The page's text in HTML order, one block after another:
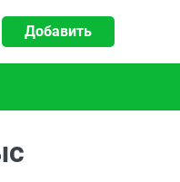
Добавить